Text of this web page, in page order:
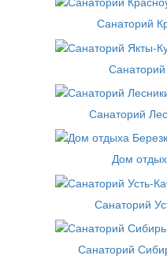
Санаторий
Санаторий
Дом
Санаторий
Санаторий